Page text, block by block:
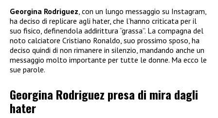
Georgina Rodriguez, con un lungo messaggio su Instagram,
ha deciso di replicare agli hater, che l’hanno criticata per il
suo fisico, definendola addirittura “grassa”. La compagna del
noto calciatore Cristiano Ronaldo, suo prossimo sposo, ha
deciso quindi di non rimanere in silenzio, mandando anche un
messaggio molto importante per tutte le donne. Ma ecco le
sue parole.
Georgina Rodriguez presa di mira dagli
hater